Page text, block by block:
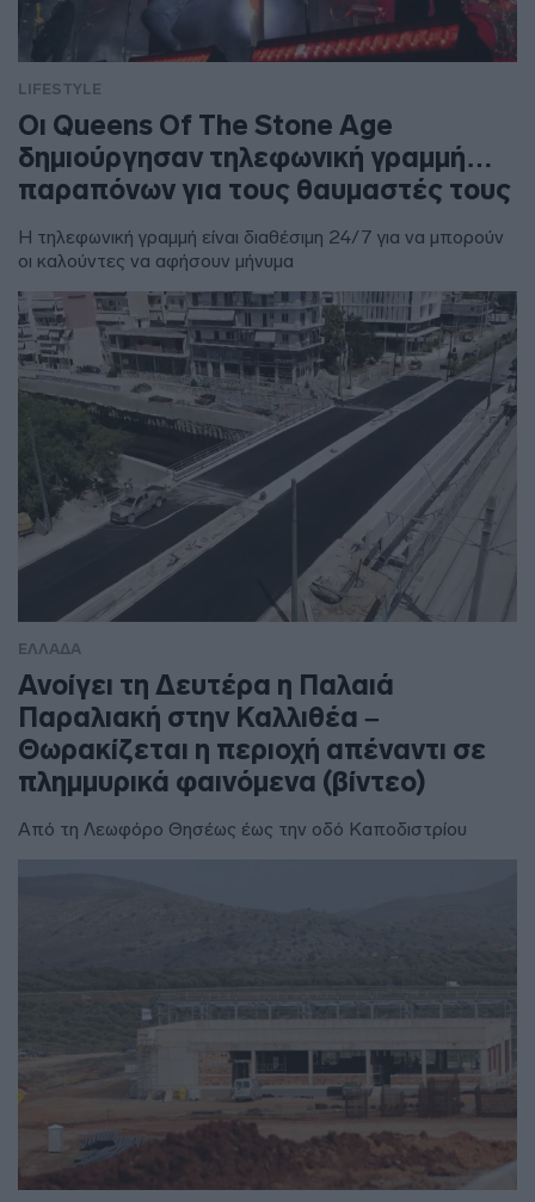
LIFESTYLE
Οι Queens Of The Stone Age
δημιούργησαν τηλεφωνική γραμμή…
παραπόνων για τους θαυμαστές τους
Η τηλεφωνική γραμμή είναι διαθέσιμη 24/7 για να μπορούν
οι καλούντες να αφήσουν μήνυμα
ΕΛΛΑΔΑ
Ανοίγει τη Δευτέρα η Παλαιά
Παραλιακή στην Καλλιθέα –
Θωρακίζεται η περιοχή απέναντι σε
πλημμυρικά φαινόμενα (βίντεο)
Από τη Λεωφόρο Θησέως έως την οδό Καποδιστρίου